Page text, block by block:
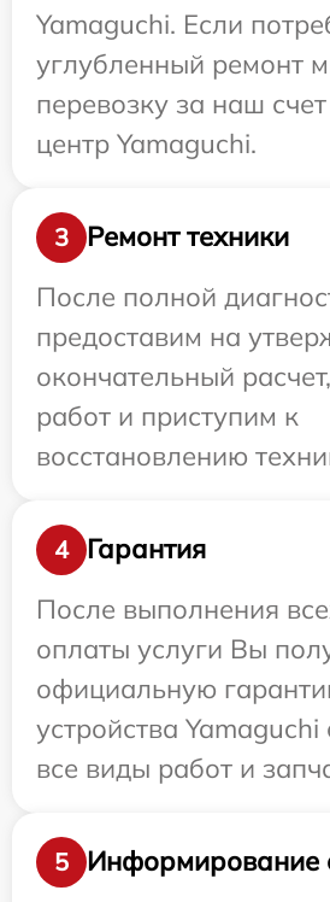
Yamaguchi. Если
углубленный ремонт
перевозку за наш
центр Yamaguchi.
3
Ремонт техники
После полной
предоставим на
окончательный
работ и приступим к
восстановлению
4
Гарантия
После выполнения
оплаты услуги Вы
официальную
устройства
все виды работ и
5
Информирование